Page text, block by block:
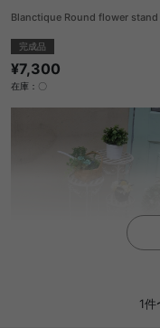
Blanctique Round flower stand
完成品
¥7,300
在庫：〇
1件